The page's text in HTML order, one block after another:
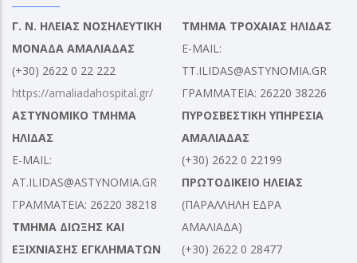
Γ. Ν. ΗΛΕΙΑΣ ΝΟΣΗΛΕΥΤΙΚΗ
ΜΟΝΑΔΑ ΑΜΑΛΙΑΔΑΣ
(+30) 2622 0 22 222
https://amaliadahospital.gr/
ΑΣΤΥΝΟΜΙΚΟ ΤΜΗΜΑ
ΗΛΙΔΑΣ
E-MAIL:
AT.ILIDAS@ASTYNOMIA.GR
ΓΡΑΜΜΑΤΕΙΑ: 26220 38218
ΤΜΗΜΑ ΔΙΩΞΗΣ ΚΑΙ
ΕΞΙΧΝΙΑΣΗΣ ΕΓΚΛΗΜΑΤΩΝ
ΤΜΗΜΑ ΤΡΟΧΑΙΑΣ ΗΛΙΔΑΣ
E-MAIL:
TT.ILIDAS@ASTYNOMIA.GR
ΓΡΑΜΜΑΤΕΙΑ: 26220 38226
ΠΥΡΟΣΒΕΣΤΙΚΗ ΥΠΗΡΕΣΙΑ
ΑΜΑΛΙΑΔΑΣ
(+30) 2622 0 22199
ΠΡΩΤΟΔΙΚΕΙΟ ΗΛΕΙΑΣ
(ΠΑΡΑΛΛΗΛΗ ΕΔΡΑ
ΑΜΑΛΙΑΔΑ)
(+30) 2622 0 28477